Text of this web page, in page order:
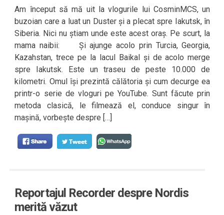
Am început să mă uit la vlogurile lui CosminMCS, un
buzoian care a luat un Duster și a plecat spre Iakutsk, în
Siberia. Nici nu știam unde este acest oraș. Pe scurt, la
mama naibii: Și ajunge acolo prin Turcia, Georgia,
Kazahstan, trece pe la lacul Baikal și de acolo merge
spre Iakutsk. Este un traseu de peste 10.000 de
kilometri. Omul își prezintă călătoria și cum decurge ea
printr-o serie de vloguri pe YouTube. Sunt făcute prin
metoda clasică, le filmează el, conduce singur în
mașină, vorbește despre […]
Reportajul Recorder despre Nordis
merită văzut